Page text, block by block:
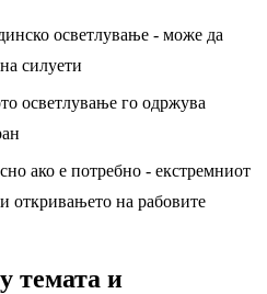
осветлување - може да
силуети
осветлување го одржува
ако е потребно - екстремниот
откривањето на рабовите
темата и